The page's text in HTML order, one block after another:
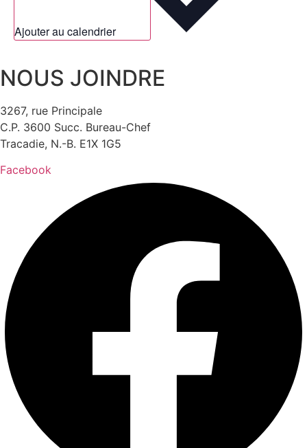
Ajouter au calendrier
NOUS JOINDRE
3267, rue Principale
C.P. 3600 Succ. Bureau-Chef
Tracadie, N.-B. E1X 1G5
Facebook